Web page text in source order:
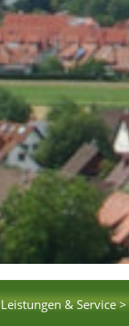
Leistungen & Service >